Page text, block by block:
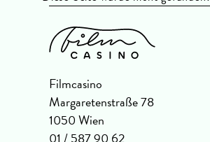
Filmcasino
Margaretenstraße 78
1050 Wien
01 / 587 90 62